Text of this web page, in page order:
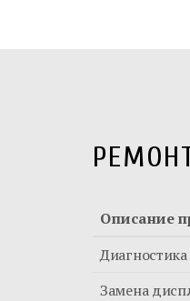
Описание
Замена